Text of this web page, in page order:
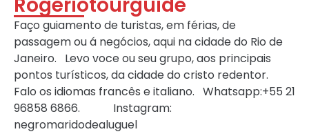
Faço guiamento de turistas, em férias, de
passagem ou á negócios, aqui na cidade do Rio de
Janeiro. Levo voce ou seu grupo, aos principais
pontos turísticos, da cidade do cristo redentor.
Falo os idiomas francês e italiano. Whatsapp:+55 21
96858 6866. Instagram:
negromaridodealuguel